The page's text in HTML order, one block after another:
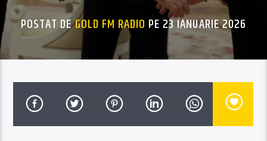
POSTAT DEGOLD FM RADIO PE 23 IANUARIE 2026